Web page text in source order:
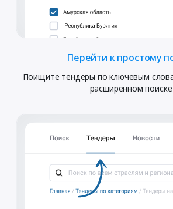
Перейти к простому
Поищите тендеры по ключевым
расширенном поиске